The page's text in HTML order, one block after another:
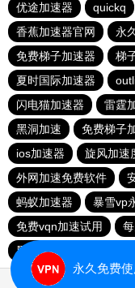
优途加速器
quickq
香蕉加速器官网
永
免费梯子加速器
梯
夏时国际加速器
闪电猫加速器
雷霆
黑洞加速
免费梯子
ios加速器
旋风加速
外网加速免费软件
蚂蚁加速器
暴雪vp
免费vqn加速试用
黑洞官网
永久免费